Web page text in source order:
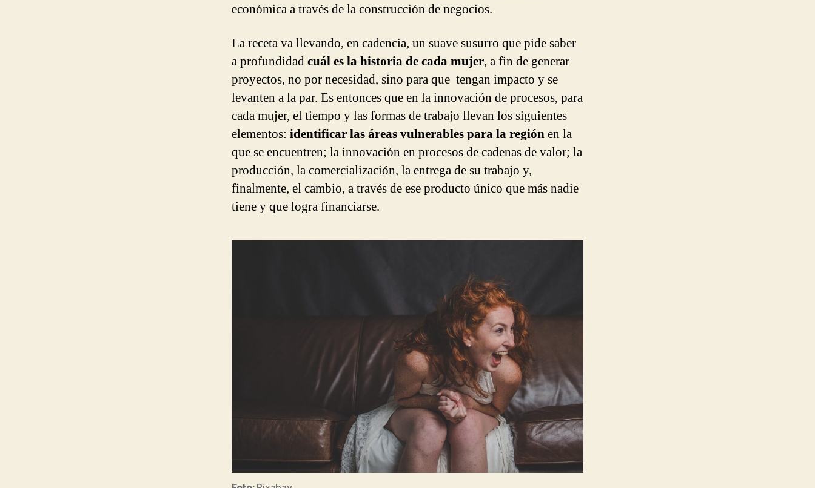
económica a través de la construcción de negocios.
La receta va llevando, en cadencia, un suave susurro que pide saber
a profundidadcuál es la historia de cada mujer, a fin de generar
proyectos, no por necesidad, sino para que tengan impacto y se
levanten a la par. Es entonces que en lainnovación de procesos, para
cada mujer, el tiempo y las formas de trabajo llevan los siguientes
elementos: identificar las áreas vulnerables para la regiónen la
que se encuentren; la innovación en procesos de cadenas de valor; la
producción, la comercialización, la entrega de su trabajo y,
finalmente, el cambio, a través de ese producto único que más nadie
tiene y que logra financiarse.